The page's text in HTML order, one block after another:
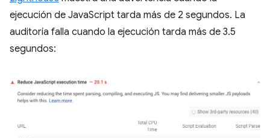
ejecución de JavaScript tarda más de 2 segundos. La
auditoría falla cuando la ejecución tarda más de 3.5
segundos: